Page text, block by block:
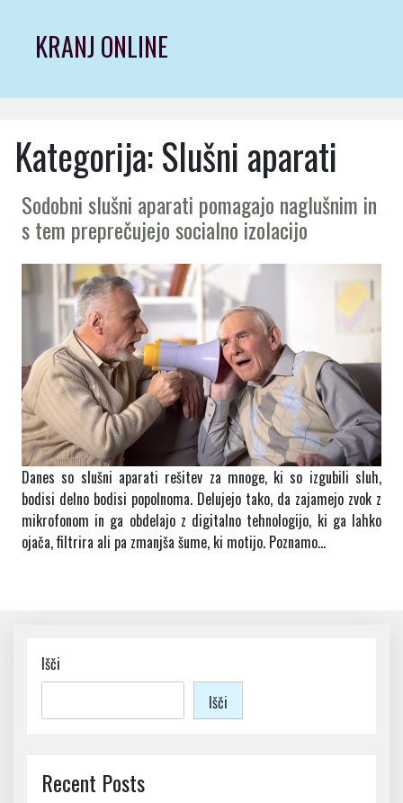
contentKRANJ ONLINE
Kategorija:Slušni aparati
Sodobni slušni aparati pomagajo naglušnim in
s tem preprečujejo socialno izolacijo
Danes so slušni aparati rešitev za mnoge, ki so izgubili sluh,
bodisi delno bodisi popolnoma. Delujejo tako, da zajamejo zvok z
mikrofonom in ga obdelajo z digitalno tehnologijo, ki ga lahko
ojača, filtrira ali pa zmanjša šume, ki motijo. Poznamo…
Išči
Išči
Recent Posts